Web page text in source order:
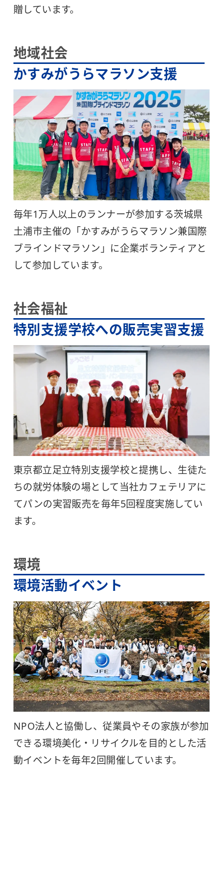
贈しています。
地域社会
かすみがうらマラソン支援
毎年1万人以上のランナーが参加する茨城県
土浦市主催の「かすみがうらマラソン兼国際
ブラインドマラソン」に企業ボランティアと
して参加しています。
社会福祉
特別支援学校への販売実習支援
東京都立足立特別支援学校と提携し、生徒た
ちの就労体験の場として当社カフェテリアに
てパンの実習販売を毎年5回程度実施してい
ます。
環境
環境活動イベント
NPO法人と協働し、従業員やその家族が参加
できる環境美化・リサイクルを目的とした活
動イベントを毎年2回開催しています。